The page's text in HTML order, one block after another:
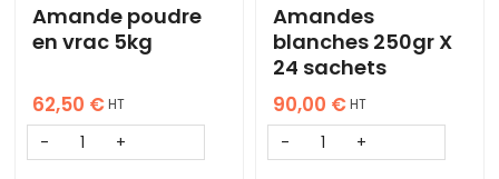
Amande poudre
en vrac 5kg
62,50 €HT
Amandes
blanches 250gr X
24 sachets
90,00 €HT